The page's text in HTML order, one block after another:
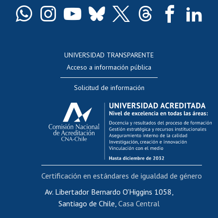
Docentes
Evaluación docente
Calificación académica
Postulación al AUCAI
Funcionarias/os
Cursos internos de capacitación
Bienestar del personal
Portal de movilidad interna
Certificado de renta
Certificado de renta honorarios
UNIVERSIDAD TRANSPARENTE
Acceso a información pública
Solicitud de información
Av. Libertador Bernardo O'Higgins 1058,
Santiago de Chile, Casa Central
Certificación en estándares de igualdad de género